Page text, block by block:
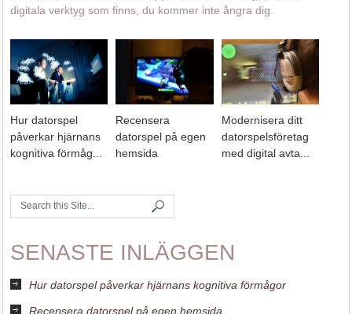
digitala verktyg som finns, du kommer inte ångra dig.
Hur datorspel
påverkar hjärnans
kognitiva förmåg...
Recensera
datorspel på egen
hemsida
Modernisera ditt
datorspelsföretag
med digital avta...
SENASTE INLÄGGEN
Hur datorspel påverkar hjärnans kognitiva förmågor
Recensera datorspel på egen hemsida